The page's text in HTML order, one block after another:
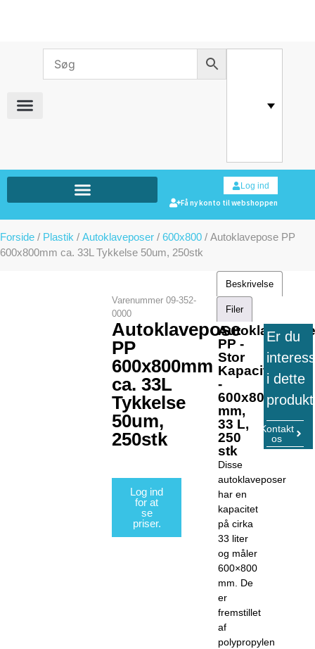
Log ind
Få ny konto til webshoppen
Forside / Plastik / Autoklaveposer / 600x800 / Autoklavepose PP
600x800mm ca. 33L Tykkelse 50um, 250stk
Varenummer09-352-
0000
Autoklavepose
PP
600x800mm
ca. 33L
Tykkelse
50um,
250stk
Log ind
for at
se
priser.
Beskrivelse
Filer
Autoklavepose
PP -
Stor
Kapacitet
-
600x800
mm,
33 L,
250
stk
Disse
autoklaveposer
har en
kapacitet
på cirka
33 liter
og måler
600×800
mm. De
er
fremstillet
af
polypropylen
Er du
i dette
Kontakt
os